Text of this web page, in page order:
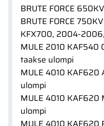
BRUTE FORCE
BRUTE FORCE
KFX700, 2004-
MULE 2010 KAF540
taakse ulompi
MULE 4010
ulompi
MULE 4010
ulompi